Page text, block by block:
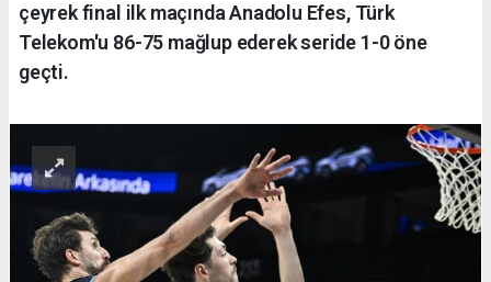
çeyrek final ilk maçında Anadolu Efes, Türk
Telekom'u 86-75 mağlup ederek seride 1-0 öne
geçti.